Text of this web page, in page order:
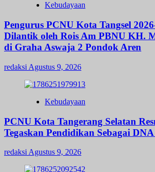
Kebudayaan
Pengurus PCNU Kota Tangsel
Dilantik oleh Rois Am PBNU KH.
di Graha Aswaja 2 Pondok Aren
redaksi Agustus 9, 2026
Kebudayaan
PCNU Kota Tangerang Selatan
Tegaskan Pendidikan Sebagai
redaksi Agustus 9, 2026